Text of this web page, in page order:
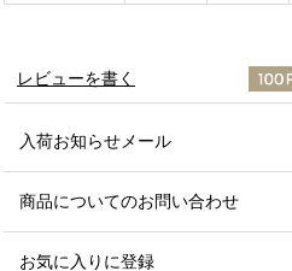
レビューを書く
入荷お知らせメール
商品についてのお問い合わせ
お気に入りに登録